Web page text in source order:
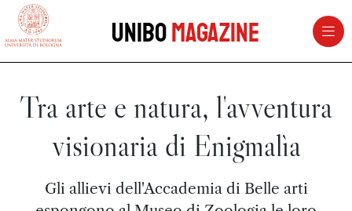
vai al contenuto della pagina
UniboMagazine
Tra arte e natura, l'avventura
visionaria di Enigmalìa
Gli allievi dell'Accademia di Belle arti